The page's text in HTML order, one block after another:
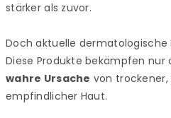
stärker als zuvor.
Doch aktuelle dermatologische
Diese Produkte bekämpfen nur
wahre Ursache von
empfindlicher Haut.